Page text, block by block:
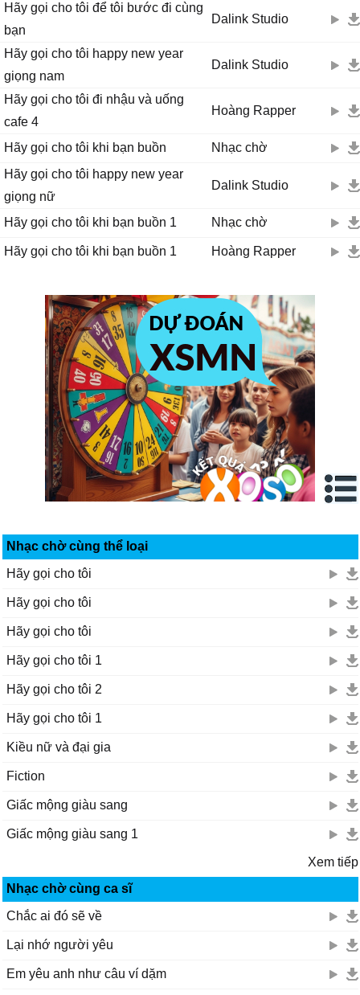
Hãy gọi cho tôi để tôi bước đi cùng
bạn
Dalink Studio
Hãy gọi cho tôi happy new year
giọng nam
Dalink Studio
Hãy gọi cho tôi đi nhậu và uống
cafe 4
Hoàng Rapper
Hãy gọi cho tôi khi bạn buồn
Nhạc chờ
Hãy gọi cho tôi happy new year
giọng nữ
Dalink Studio
Hãy gọi cho tôi khi bạn buồn 1 Nhạc chờ
Hãy gọi cho tôi khi bạn buồn 1 Hoàng Rapper
Nhạc chờ cùng thể loại
Hãy gọi cho tôi
Hãy gọi cho tôi
Hãy gọi cho tôi
Hãy gọi cho tôi 1
Hãy gọi cho tôi 2
Hãy gọi cho tôi 1
Kiều nữ và đại gia
Fiction
Giấc mộng giàu sang
Giấc mộng giàu sang 1
Xem tiếp
Nhạc chờ cùng ca sĩ
Chắc ai đó sẽ về
Lại nhớ người yêu
Em yêu anh như câu ví dặm